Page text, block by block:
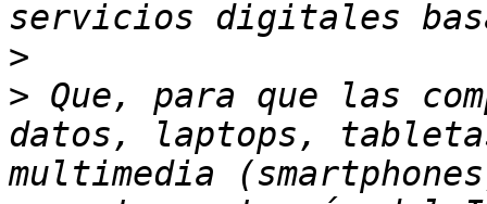
>
> Que, para que las
datos, laptops,
multimedia